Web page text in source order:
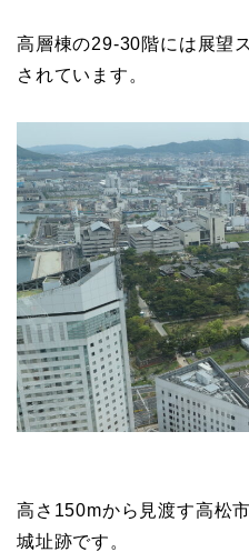
高層棟の29-30階には展望
されています。
高さ150mから見渡す高松
城址跡です。